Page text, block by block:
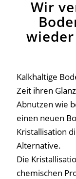
Wir
Kalkhaltige
Zeit ihren
Abnutzen wie
einen neuen
Kristallisation
Alternative.
Die
chemischen